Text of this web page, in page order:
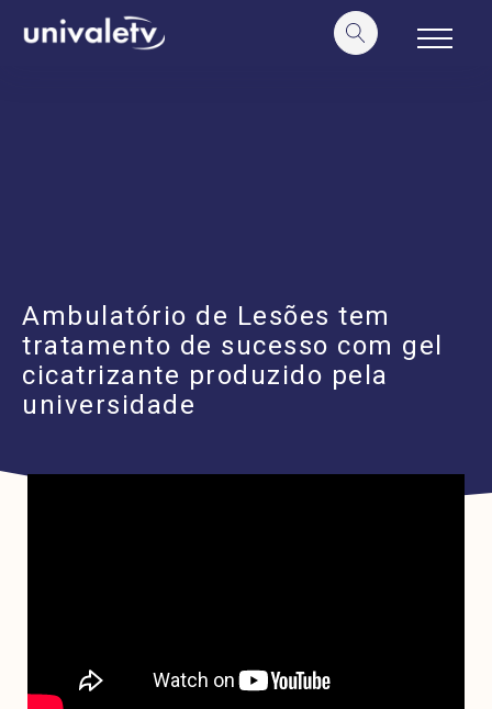
conteúdo
Ambulatório de Lesões tem
tratamento de sucesso com gel
cicatrizante produzido pela
universidade